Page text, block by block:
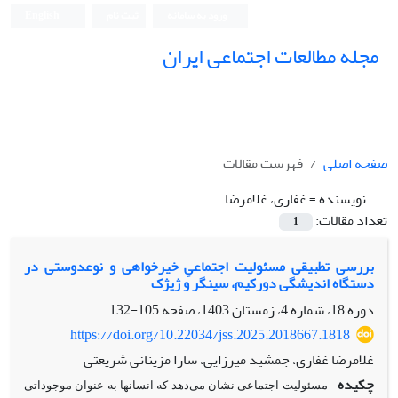
مجله مطالعات اجتماعی ایران
صفحه اصلی
فهرست مقالات
نویسنده =غفاری، غلامرضا
تعداد مقالات:
1
بررسی تطبیقی مسئولیت اجتماعیِ خیرخواهی و نوع‏دوستی در
دستگاه اندیشگی دورکیم، سینگر و ژیژک
دوره 18، شماره 4، زمستان 1403، صفحه
105-132
https://doi.org/10.22034/jss.2025.2018667.1818
غلامرضا غفاری، جمشید میرزایی، سارا مزینانی شریعتی
چکیده
مسئولیت اجتماعی نشان‏ میدهد که انسان‏ها به عنوان موجوداتی